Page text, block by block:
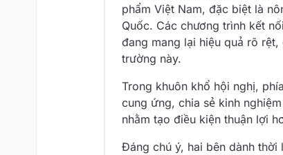
phẩm Việt Nam, đặc biệt là
Quốc. Các chương trình kết
đang mang lại hiệu quả rõ
trường này.
Trong khuôn khổ hội nghị,
cung ứng, chia sẻ kinh
nhằm tạo điều kiện thuận lợi
Đáng chú ý, hai bên dành